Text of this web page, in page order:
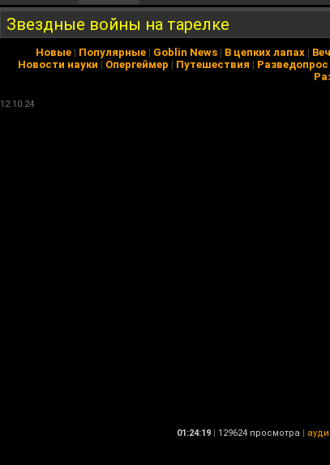
Звездные войны на тарелке
Новые | Популярные | Goblin News | В цепких лапах |
Новости науки | Опергеймер | Путешествия | Разведопрос
12.10.24
01:24:19 | 129624 просмотра |